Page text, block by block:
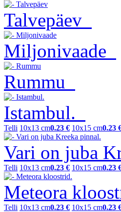
Talvepäev
Miljonivaade
Rummu
Istambul.
Telli 10x13 cm0.23 € 10x15 cm0.23
Vari on juba
Telli 10x13 cm0.23 € 10x15 cm0.23
Meteora
Telli 10x13 cm0.23 € 10x15 cm0.23